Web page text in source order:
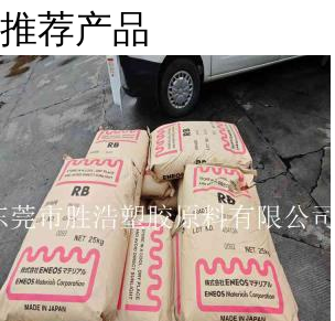
推荐产品